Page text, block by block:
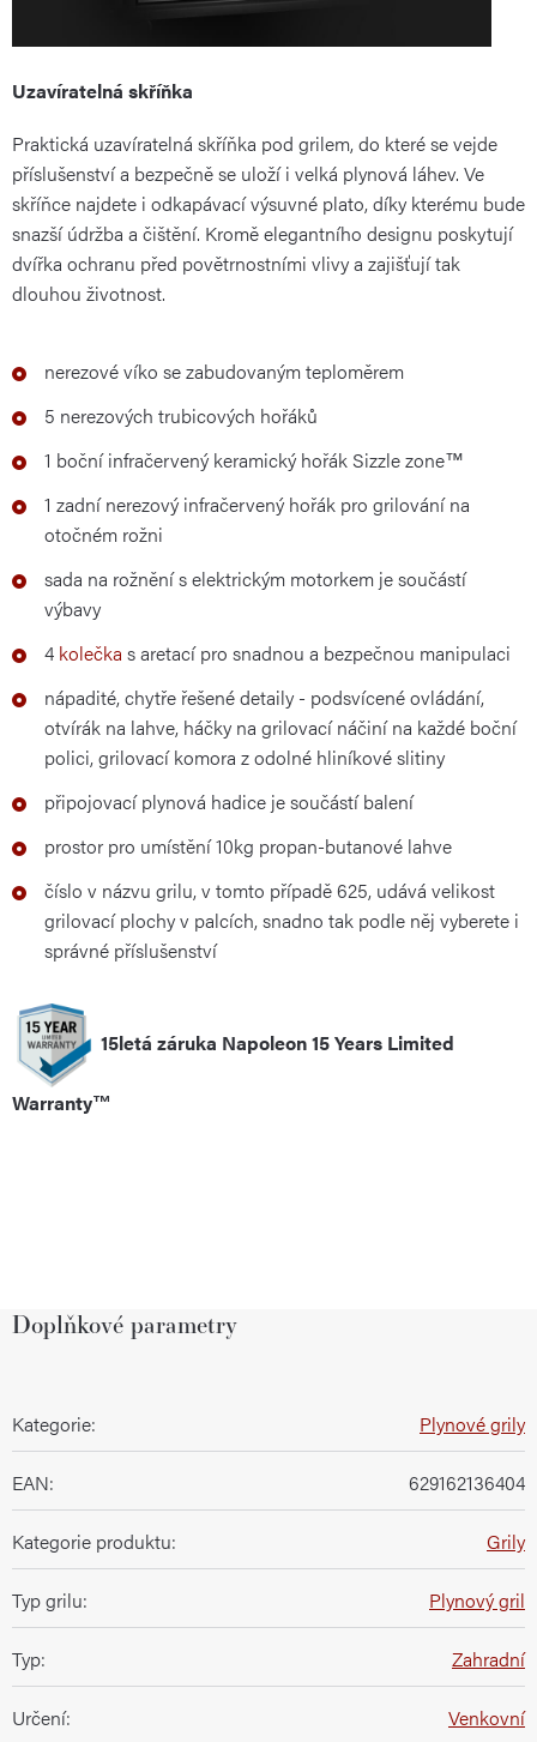
Uzavíratelná skříňka
Praktická uzavíratelná skříňka pod grilem, do které se vejde
příslušenství a bezpečně se uloží i velká plynová láhev. Ve
skříňce najdete i odkapávací výsuvné plato, díky kterému bude
snazší údržba a čištění. Kromě elegantního designu poskytují
dvířka ochranu před povětrnostními vlivy a zajišťují tak
dlouhou životnost.
nerezové víko se zabudovaným teploměrem
5 nerezových trubicových hořáků
1 boční infračervený keramický hořák Sizzle zone™
1 zadní nerezový infračervený hořák pro grilování na
otočném rožni
sada na rožnění s elektrickým motorkem je součástí
výbavy
4 kolečka s aretací pro snadnou a bezpečnou manipulaci
nápadité, chytře řešené detaily - podsvícené ovládání,
otvírák na lahve, háčky na grilovací náčiní na každé boční
polici, grilovací komora z odolné hliníkové slitiny
připojovací plynová hadice je součástí balení
prostor pro umístění 10kg propan-butanové lahve
číslo v názvu grilu, v tomto případě 625, udává velikost
grilovací plochy v palcích, snadno tak podle něj vyberete i
správné příslušenství
15letá záruka Napoleon 15 Years Limited
Warranty™
Doplňkové parametry
Kategorie: Plynové grily
EAN: 629162136404
Kategorie produktu: Grily
Typ grilu: Plynový gril
Typ: Zahradní
Určení: Venkovní